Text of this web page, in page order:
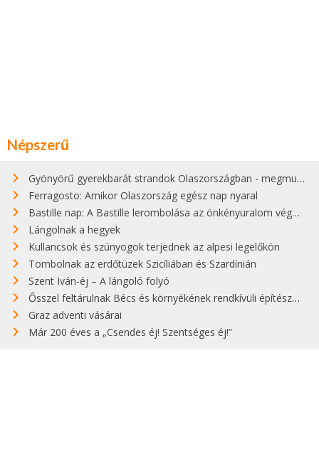
Népszerű
Gyönyörű gyerekbarát strandok Olaszországban - megmutatjuk a 15 legjobbat
Ferragosto: Amikor Olaszország egész nap nyaral
Bastille nap: A Bastille lerombolása az önkényuralom végét jelentette
Lángolnak a hegyek
Kullancsok és szúnyogok terjednek az alpesi legelőkön
Tombolnak az erdőtüzek Szicíliában és Szardínián
Szent Iván-éj – A lángoló folyó
Ősszel feltárulnak Bécs és környékének rendkívüli építészeti kincsei
Graz adventi vásárai
Már 200 éves a „Csendes éj! Szentséges éj!”